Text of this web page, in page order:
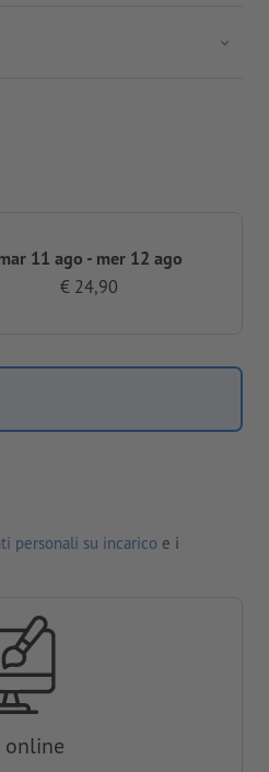
11 ago - mer 12 ago
€ 24,90
personali su incarico e i
online